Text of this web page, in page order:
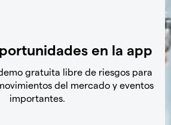
en la app
gratuita libre de riesgos para
del mercado y eventos
importantes.